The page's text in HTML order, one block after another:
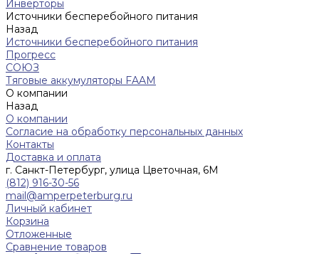
Инверторы
Источники бесперебойного питания
Назад
Источники бесперебойного питания
Прогресс
СОЮЗ
Тяговые аккумуляторы FAAM
О компании
Назад
О компании
Согласие на обработку персональных данных
Контакты
Доставка и оплата
г. Санкт-Петербург, улица Цветочная, 6М
(812) 916-30-56
mail@amperpeterburg.ru
Личный кабинет
Корзина
Отложенные
Сравнение товаров